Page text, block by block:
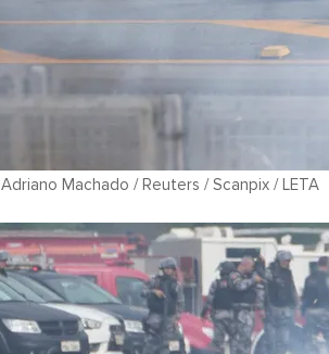
Adriano Machado / Reuters / Scanpix / LETA